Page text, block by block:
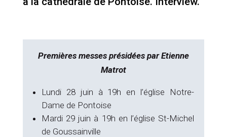
Premières messes présidées par Etienne
Matrot
Lundi 28 juin à 19h en l’église Notre-
Dame de Pontoise
Mardi 29 juin à 19h en l’église St-Michel
de Goussainville